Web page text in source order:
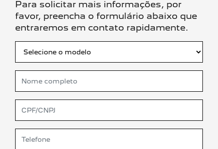
Para solicitar mais informações, por
favor, preencha o formulário abaixo que
entraremos em contato rapidamente.